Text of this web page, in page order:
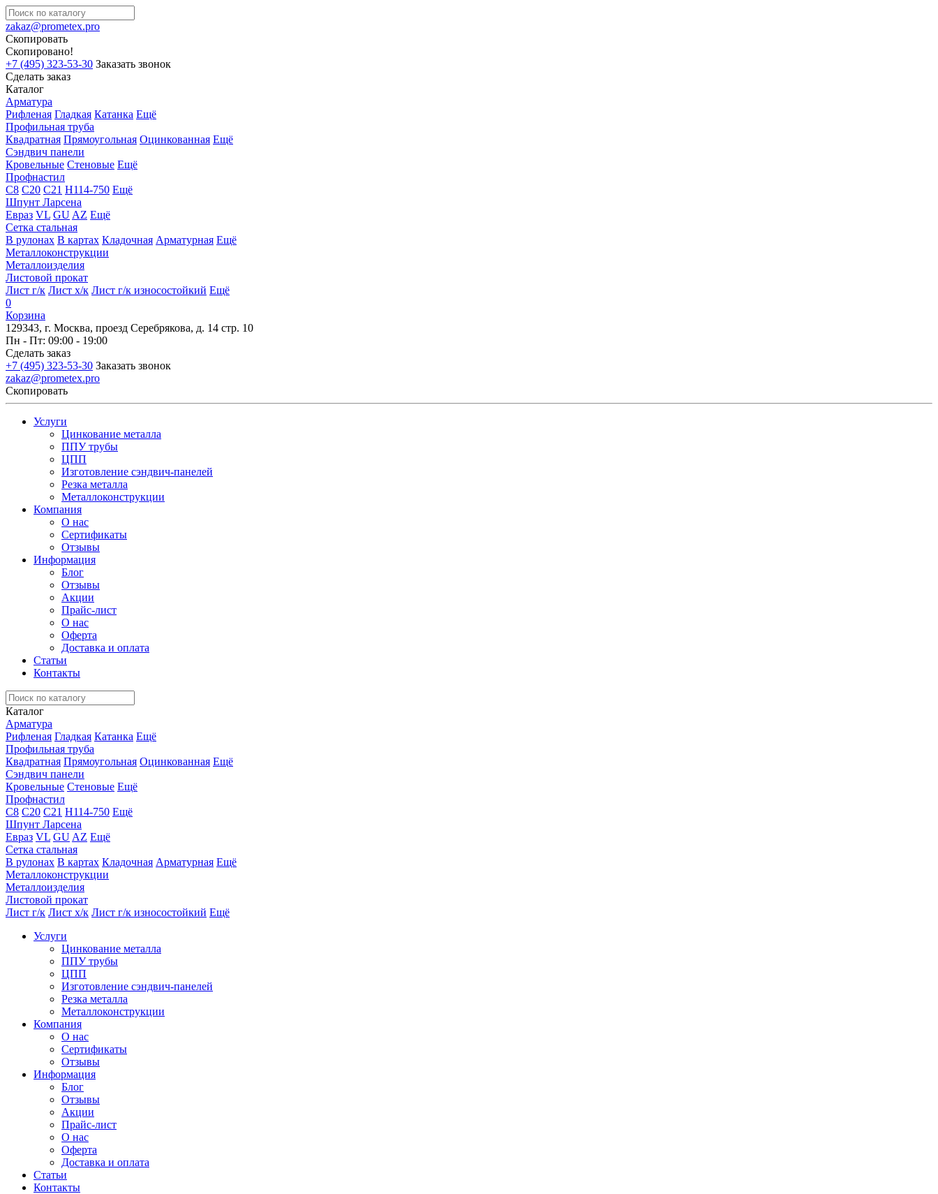
zakaz@prometex.pro
Скопировать
Скопировано!
+7 (495) 323-53-30 Заказать звонок
Сделать заказ
Каталог
Арматура
Рифленая Гладкая Катанка Ещё
Профильная труба
Квадратная Прямоугольная Оцинкованная Ещё
Сэндвич панели
Кровельные Стеновые Ещё
Профнастил
С8 С20 С21 Н114-750 Ещё
Шпунт Ларсена
Евраз VL GU AZ Ещё
Сетка стальная
В рулонах В картах Кладочная Арматурная Ещё
Металлоконструкции
Металлоизделия
Листовой прокат
Лист г/к Лист х/к Лист г/к износостойкий Ещё
0
Корзина
129343, г. Москва, проезд Серебрякова, д. 14 стр. 10
Пн - Пт: 09:00 - 19:00
Сделать заказ
+7 (495) 323-53-30 Заказать звонок
zakaz@prometex.pro
Скопировать
Услуги
Цинкование металла
ППУ трубы
ЦПП
Изготовление сэндвич-панелей
Резка металла
Металлоконструкции
Компания
О нас
Сертификаты
Отзывы
Информация
Блог
Отзывы
Акции
Прайс-лист
О нас
Оферта
Доставка и оплата
Статьи
Контакты
Каталог
Арматура
Рифленая Гладкая Катанка Ещё
Профильная труба
Квадратная Прямоугольная Оцинкованная Ещё
Сэндвич панели
Кровельные Стеновые Ещё
Профнастил
С8 С20 С21 Н114-750 Ещё
Шпунт Ларсена
Евраз VL GU AZ Ещё
Сетка стальная
В рулонах В картах Кладочная Арматурная Ещё
Металлоконструкции
Металлоизделия
Листовой прокат
Лист г/к Лист х/к Лист г/к износостойкий Ещё
Услуги
Цинкование металла
ППУ трубы
ЦПП
Изготовление сэндвич-панелей
Резка металла
Металлоконструкции
Компания
О нас
Сертификаты
Отзывы
Информация
Блог
Отзывы
Акции
Прайс-лист
О нас
Оферта
Доставка и оплата
Статьи
Контакты